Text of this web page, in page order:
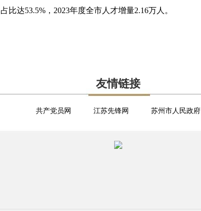
达53.5%，2023年度全市人才增量2.16万人。
友情链接
共产党员网 江苏先锋网 苏州市人民政府